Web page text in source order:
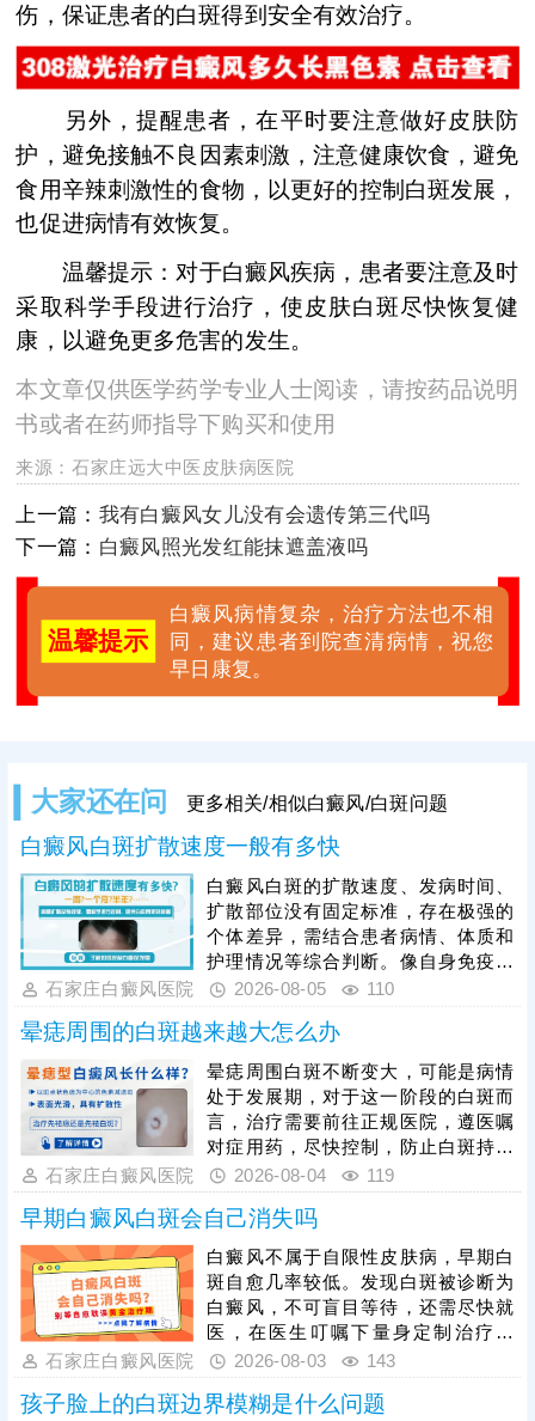
伤，保证患者的白斑得到安全有效治疗。
另外，提醒患者，在平时要注意做好皮肤防
护，避免接触不良因素刺激，注意健康饮食，避免
食用辛辣刺激性的食物，以更好的控制白斑发展，
也促进病情有效恢复。
温馨提示：对于白癜风疾病，患者要注意及时
采取科学手段进行治疗，使皮肤白斑尽快恢复健
康，以避免更多危害的发生。
本文章仅供医学药学专业人士阅读，请按药品说明
书或者在药师指导下购买和使用
来源：石家庄远大中医皮肤病医院
上一篇： 我有白癜风女儿没有会遗传第三代吗
下一篇： 白癜风照光发红能抹遮盖液吗
温馨提示
白癜风病情复杂，治疗方法也不相
同，建议患者到院查清病情，祝您
早日康复。
大家还在问 更多相关/相似白癜风/白斑问题
白癜风白斑扩散速度一般有多快
白癜风白斑的扩散速度、发病时间、
扩散部位没有固定标准，存在极强的
个体差异，需结合患者病情、体质和
护理情况等综合判断。像自身免疫紊
乱、精神压力大、外伤、熬夜等因
制病情，患者发病后需及时就医，根
据白癜风分型、分期开展科学对症治
疗，日常需做好皮肤护理，规避暴
晒、摩擦、外伤等诱因，保持规律作
息与良好心态，全方位降低白斑扩散
概率，稳定控制病情。
石家庄白癜风医院 2026-08-05 110
晕痣周围的白斑越来越大怎么办
晕痣周围白斑不断变大，可能是病情
处于发展期，对于这一阶段的白斑而
言，治疗需要前往正规医院，遵医嘱
对症用药，尽快控制，防止白斑持续
扩散。如果白斑扩散速度不是很快，
病情允许可适度照光，如美国进口
308激光，靶向性照射，治疗起效
快，安全性高。同时还应加强护理措
施，避免不良因素刺激，防治结合，
二者相辅相成，为白斑复色助力。
石家庄白癜风医院 2026-08-04 119
早期白癜风白斑会自己消失吗
白癜风不属于自限性皮肤病，早期白
斑自愈几率较低。发现白斑被诊断为
白癜风，不可盲目等待，还需尽快就
医，在医生叮嘱下量身定制治疗方
案，一人一方，个性化祛白，助力病
情好转。其次，早期白癜风可以照
光，如美国进口308准分子激光，促
石家庄白癜风医院 2026-08-03 143
孩子脸上的白斑边界模糊是什么问题